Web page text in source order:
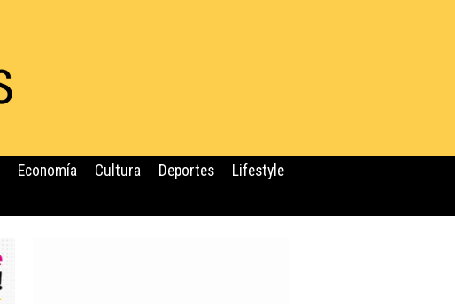
Economía Cultura Deportes
Lifestyle